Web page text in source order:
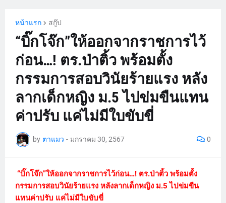
หน้าแรก สกู๊ป
“บิ๊กโจ๊ก”ให้ออกจากราชการไว้
ก่อน…! ตร.ป่าติ้ว พร้อมตั้ง
กรรมการสอบวินัยร้ายแรง หลัง
ลากเด็กหญิง ม.5 ไปข่มขืนแทน
ค่าปรับ แค่ไม่มีใบขับขี่
by ตาแมว - มกราคม 30, 2567 0
“บิ๊กโจ๊ก”ให้ออกจากราชการไว้ก่อน…! ตร.ป่าติ้ว พร้อมตั้ง
กรรมการสอบวินัยร้ายแรง หลังลากเด็กหญิง ม.5 ไปข่มขืน
แทนค่าปรับ แค่ไม่มีใบขับขี่